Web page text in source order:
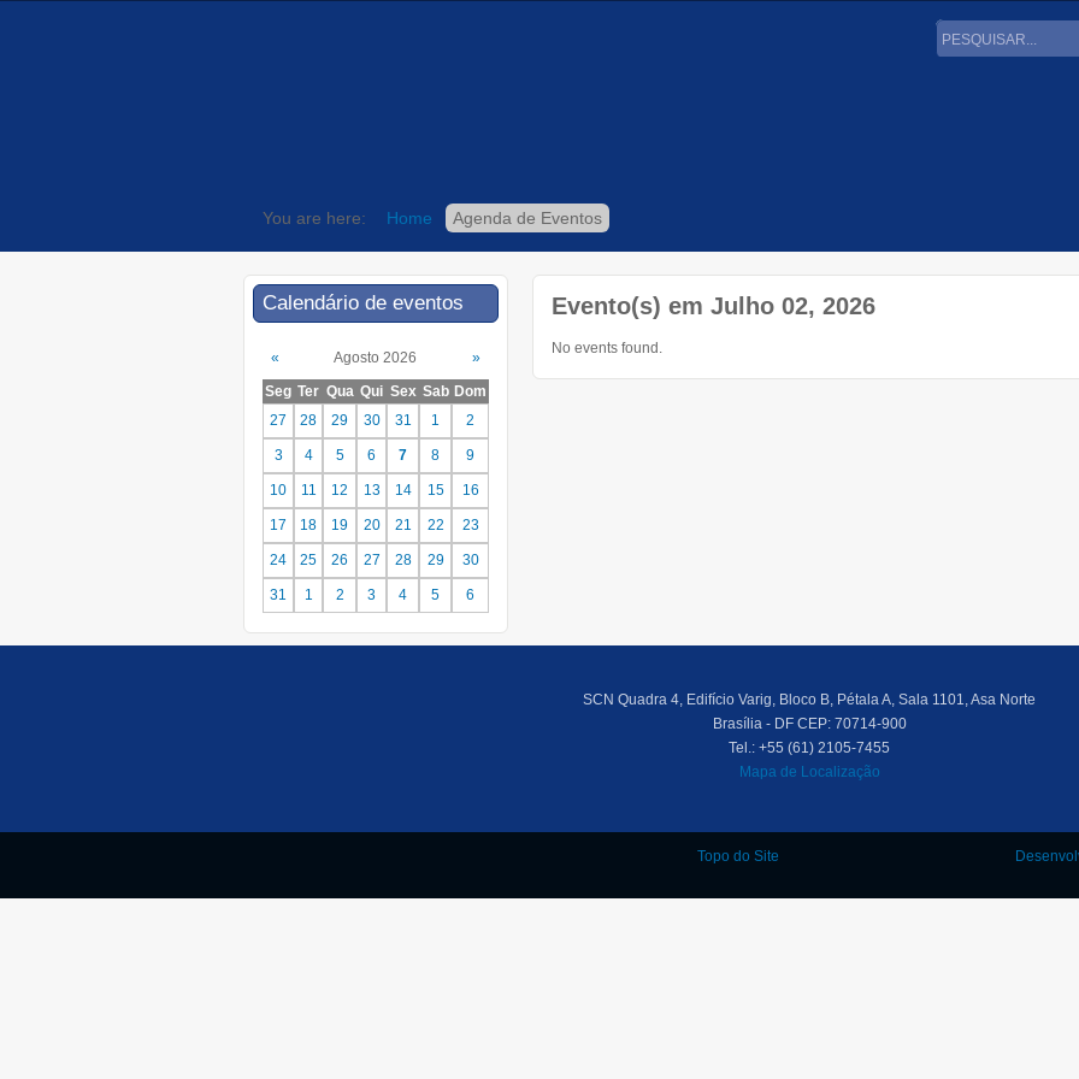
You are here: Home Agenda de Eventos
Evento(s) em Julho 02, 2026
No events found.
Calendário de eventos
« Agosto 2026
»
Seg Ter Qua Qui Sex Sab Dom
27
28 29 30 31 1 2
3 4 5 6 7 8 9
10 11 12 13 14 15 16
17 18 19 20 21 22 23
24 25 26 27 28 29 30
31 1 2 3 4 5 6
SCN Quadra 4, Edifício Varig, Bloco B, Pétala A, Sala 1101, Asa Norte
Brasília - DF CEP: 70714-900
Tel.: +55 (61) 2105-7455
Mapa de Localização
Topo do Site